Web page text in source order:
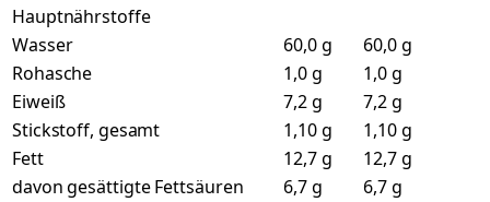
Hauptnährstoffe
Wasser
60,0 g
60,0 g
Rohasche
1,0 g
1,0 g
Eiweiß
7,2 g
7,2 g
Stickstoff, gesamt
1,10 g
1,10 g
Fett
12,7 g
12,7 g
davon gesättigte Fettsäuren
6,7 g
6,7 g